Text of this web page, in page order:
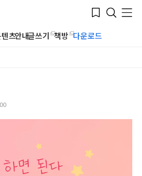
Bookmark
Search
Menu
츠안내글쓰기 책방 다운로드